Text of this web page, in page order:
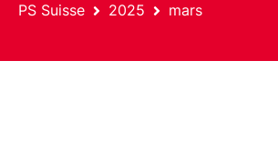
PS Suisse 2025 mars